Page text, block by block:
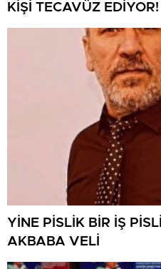
KİŞİ TECAVÜZ
NEREYE SAVRULDU
YİNE PİSLİK BİR İŞ
AKBABA VELİ